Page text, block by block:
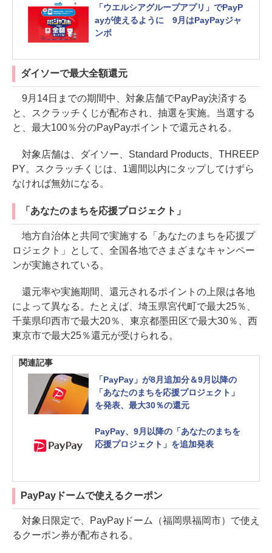
「ウエルシアグループアプリ」でPayP
ayが使えるように 9月はPayPayジャ
ンボ
ダイソーで最大全額還元
9月14日までの期間中、対象店舗でPayPay決済する
と、スクラッチくじが配布され、抽選を実施。当選する
と、最大100％分のPayPayポイントで還元される。
対象店舗は、ダイソー、Standard Products、THREEP
PY。スクラッチくじは、1週間以内にタップしてけずら
なければ無効になる。
「あなたのまちを応援プロジェクト」
地方自治体と共同で実施する「あなたのまちを応援プ
ロジェクト」として、全国各地でさまざまなキャンペー
ンが実施されている。
還元率や実施期間、還元されるポイントの上限は各地
によって異なる。たとえば、埼玉県宮代町で最大25％、
千葉県印西市で最大20％、東京都墨田区で最大30％、西
東京市で最大25％還元が受けられる。
関連記事
「PayPay」が8月追加分＆9月以降の
「あなたのまちを応援プロジェクト」
を発表、最大30％の還元
PayPay、9月以降の「あなたのまちを
応援プロジェクト」を追加発表
PayPayドームで使えるクーポン
対象日限定で、PayPayドーム（福岡県福岡市）で使え
るクーポン券が配布される。